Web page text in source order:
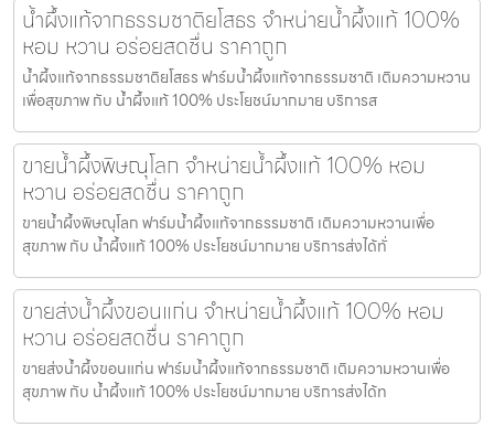
น้ำผึ้งแท้จากธรรมชาติยโสธร จำหน่ายน้ำผึ้งแท้ 100%
หอม หวาน อร่อยสดชื่น ราคาถูก
น้ำผึ้งแท้จากธรรมชาติยโสธร ฟาร์มน้ำผึ้งแท้จากธรรมชาติ เติมความหวาน
เพื่อสุขภาพ กับ น้ำผึ้งแท้ 100% ประโยชน์มากมาย บริการส
ขายน้ำผึ้งพิษณุโลก จำหน่ายน้ำผึ้งแท้ 100% หอม
หวาน อร่อยสดชื่น ราคาถูก
ขายน้ำผึ้งพิษณุโลก ฟาร์มน้ำผึ้งแท้จากธรรมชาติ เติมความหวานเพื่อ
สุขภาพ กับ น้ำผึ้งแท้ 100% ประโยชน์มากมาย บริการส่งได้ทั่
ขายส่งน้ำผึ้งขอนแก่น จำหน่ายน้ำผึ้งแท้ 100% หอม
หวาน อร่อยสดชื่น ราคาถูก
ขายส่งน้ำผึ้งขอนแก่น ฟาร์มน้ำผึ้งแท้จากธรรมชาติ เติมความหวานเพื่อ
สุขภาพ กับ น้ำผึ้งแท้ 100% ประโยชน์มากมาย บริการส่งได้ท